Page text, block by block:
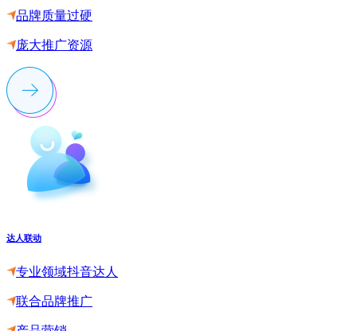
品牌质量过硬
庞大推广资源
达人联动
专业领域抖音达人
联合品牌推广